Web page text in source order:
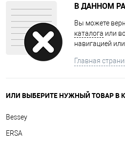
В ДАННОМ
Вы можете
каталога или
навигацией
Главная
ИЛИ ВЫБЕРИТЕ НУЖНЫЙ ТОВАР В
Bessey
ERSA